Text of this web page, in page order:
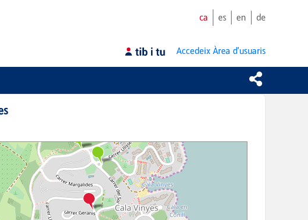
ca es en de
Accedeix Àrea d'usuaris